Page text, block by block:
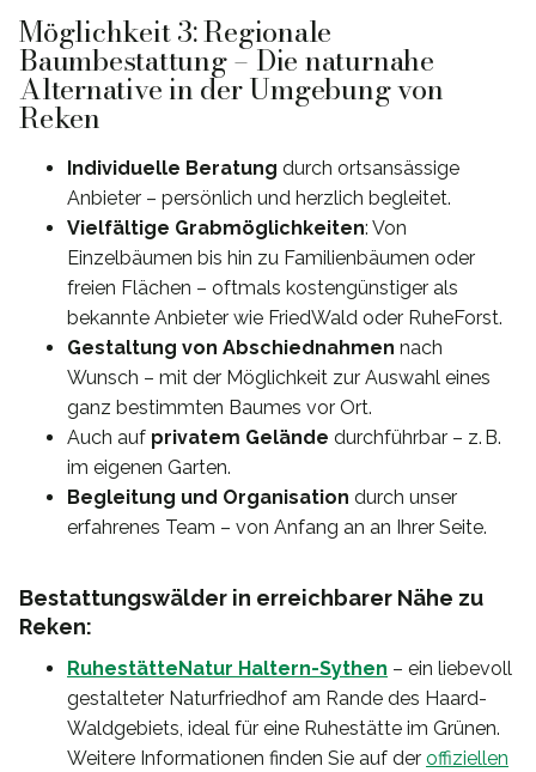
Möglichkeit 3: Regionale
Baumbestattung – Die naturnahe
Alternative in der Umgebung von
Reken
Individuelle Beratung durch ortsansässige
Anbieter – persönlich und herzlich begleitet.
Vielfältige Grabmöglichkeiten: Von
Einzelbäumen bis hin zu Familienbäumen oder
freien Flächen – oftmals kostengünstiger als
bekannte Anbieter wie FriedWald oder RuheForst.
Gestaltung von Abschiednahmen nach
Wunsch – mit der Möglichkeit zur Auswahl eines
ganz bestimmten Baumes vor Ort.
Auch auf privatem Gelände durchführbar – z. B.
im eigenen Garten.
Begleitung und Organisation durch unser
erfahrenes Team – von Anfang an an Ihrer Seite.
Bestattungswälder in erreichbarer Nähe zu
Reken:
RuhestätteNatur Haltern-Sythen – ein liebevoll
gestalteter Naturfriedhof am Rande des Haard-
Waldgebiets, ideal für eine Ruhestätte im Grünen.
Weitere Informationen finden Sie auf der offiziellen